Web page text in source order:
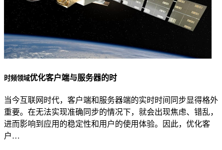
时频领域优化客户端与服务器的时
当今互联网时代，客户端和服务器端的实时时间同步显得格外
重要。在无法实现准确同步的情况下，就会出现焦虑、错乱，
进而影响到应用的稳定性和用户的使用体验。因此，优化客
户…